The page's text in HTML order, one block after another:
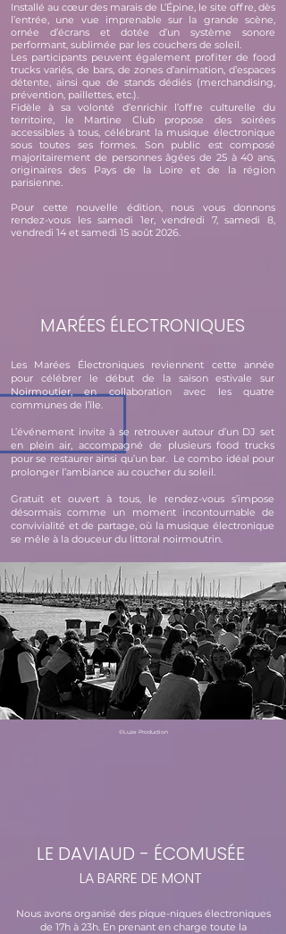
Installé au cœur des marais de L’Épine, le site offre, dès
l’entrée, une vue imprenable sur la grande scène,
ornée d’écrans et dotée d’un système sonore
performant, sublimée par les couchers de soleil.
Les participants peuvent également profiter de food
trucks variés, de bars, de zones d’animation, d’espaces
détente, ainsi que de stands dédiés (merchandising,
prévention, paillettes, etc.).
Fidèle à sa volonté d’enrichir l’offre culturelle du
territoire, le Martine Club propose des soirées
accessibles à tous, célébrant la musique électronique
sous toutes ses formes. Son public est composé
majoritairement de personnes âgées de 25 à 40 ans,
originaires des Pays de la Loire et de la région
parisienne.
Pour cette nouvelle édition, nous vous donnons
rendez-vous les samedi 1er, vendredi 7, samedi 8,
vendredi 14 et samedi 15 août 2026.
MARÉES ÉLECTRONIQUES
Les Marées Électroniques reviennent cette année
pour célébrer le début de la saison estivale sur
Noirmoutier, en collaboration avec les quatre
communes de l’île.
L’événement invite à se retrouver autour d’un DJ set
en plein air, accompagné de plusieurs food trucks
pour se restaurer ainsi qu’un bar. Le combo idéal pour
prolonger l’ambiance au coucher du soleil.
Gratuit et ouvert à tous, le rendez-vous s’impose
désormais comme un moment incontournable de
convivialité et de partage, où la musique électronique
se mêle à la douceur du littoral noirmoutrin.
©Luze Production
LE DAVIAUD - ÉCOMUSÉE
LA BARRE DE MONT
Nous avons organisé des pique-niques électroniques
de 17h à 23h. En prenant en charge toute la